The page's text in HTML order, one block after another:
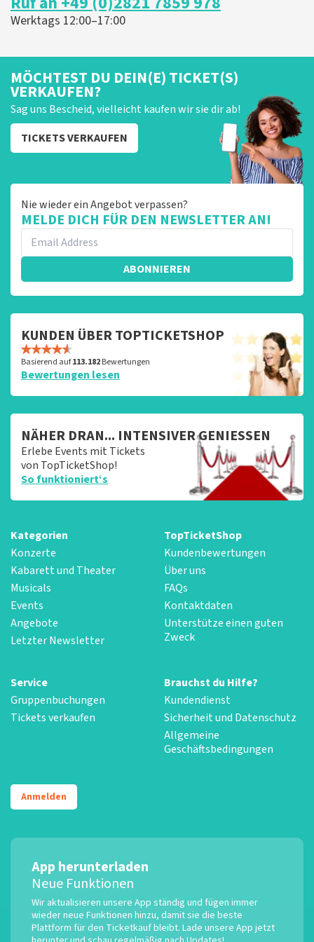
heeft gehad. Met vriendelijke groeten, Joost
Topticketshop
Werktags 12:00–17:00
MÖCHTEST DU DEIN(E) TICKET(S)
VERKAUFEN?
Sag uns Bescheid, vielleicht kaufen wir sie dir ab!
TICKETS VERKAUFEN
Nie wieder ein Angebot verpassen?
MELDE DICH FÜR DEN NEWSLETTER AN!
ABONNIEREN
KUNDEN ÜBER TOPTICKETSHOP
Basierend auf113.182Bewertungen
Bewertungen lesen
NÄHER DRAN... INTENSIVER GENIESSEN
Erlebe Events mit Tickets
von TopTicketShop!
So funktioniert‘s
Kategorien
Konzerte
Kabarett und Theater
Musicals
Events
Angebote
Letzter Newsletter
TopTicketShop
Kundenbewertungen
Über uns
FAQs
Kontaktdaten
Unterstütze einen guten
Zweck
Service
Gruppenbuchungen
Tickets verkaufen
Brauchst du Hilfe?
Kundendienst
Sicherheit und Datenschutz
Allgemeine
Geschäftsbedingungen
Anmelden
App herunterladen
Neue Funktionen
Wir aktualisieren unsere App ständig und fügen immer
wieder neue Funktionen hinzu, damit sie die beste
Plattform für den Ticketkauf bleibt. Lade unsere App jetzt